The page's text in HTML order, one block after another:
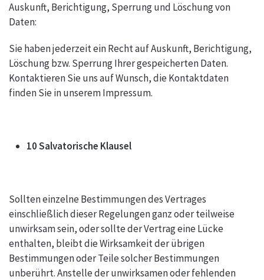
Auskunft, Berichtigung, Sperrung und Löschung von
Daten:
Sie haben jederzeit ein Recht auf Auskunft, Berichtigung,
Löschung bzw. Sperrung Ihrer gespeicherten Daten.
Kontaktieren Sie uns auf Wunsch, die Kontaktdaten
finden Sie in unserem Impressum.
10 Salvatorische Klausel
Sollten einzelne Bestimmungen des Vertrages
einschließlich dieser Regelungen ganz oder teilweise
unwirksam sein, oder sollte der Vertrag eine Lücke
enthalten, bleibt die Wirksamkeit der übrigen
Bestimmungen oder Teile solcher Bestimmungen
unberührt. Anstelle der unwirksamen oder fehlenden